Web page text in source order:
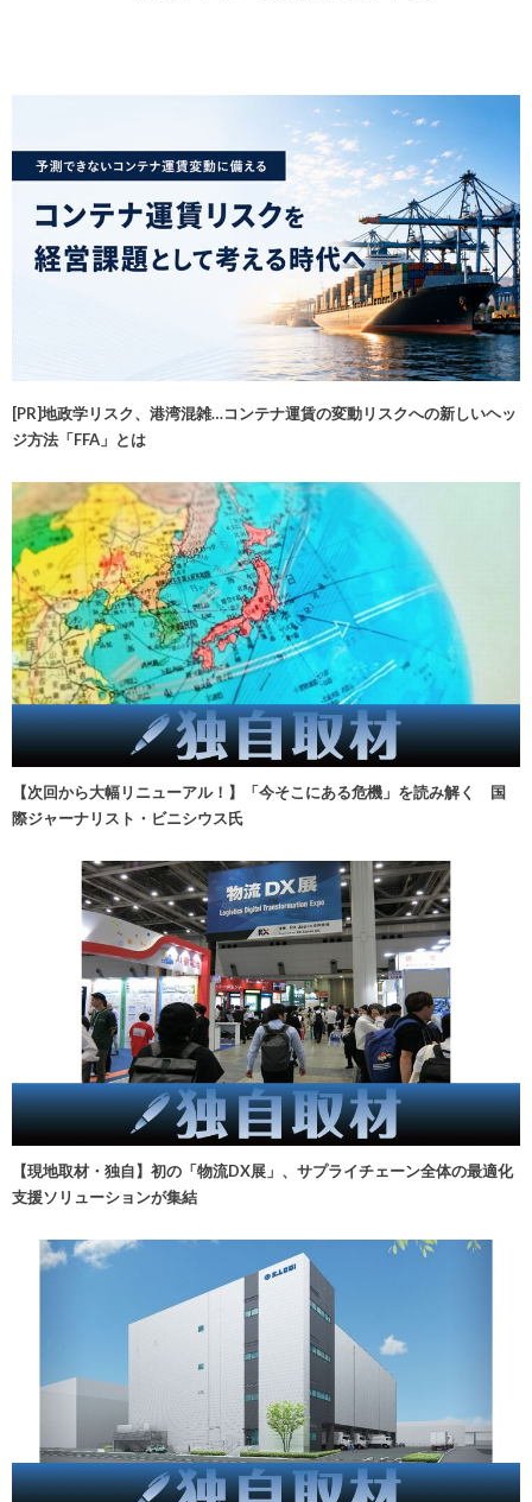
[PR]地政学リスク、港湾混雑…コンテナ運賃の変動リスクへの新しいヘッ
ジ方法「FFA」とは
【次回から大幅リニューアル！】「今そこにある危機」を読み解く 国
際ジャーナリスト・ビニシウス氏
【現地取材・独自】初の「物流DX展」、サプライチェーン全体の最適化
支援ソリューションが集結